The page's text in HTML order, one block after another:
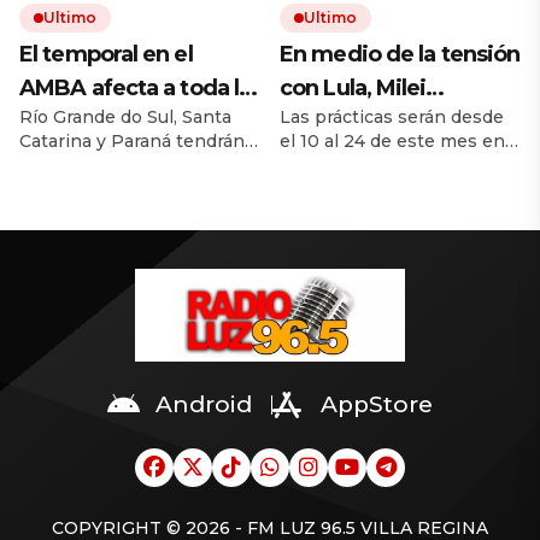
paso.
empleos, mientras la
inflación sigue por encima
que podría afectar futuras
tasas.
Ultimo
El temporal en el
AMBA afecta a toda la
región: alerta por un
ciclón extratropical,
Río Grande do Sul, Santa
Catarina y Paraná tendrán
de Janeiro, Minas Gerais y
también pueden registrar
también está en alerta.
Ultimo
En medio de la tensión
con Lula, Milei
permitió el ingreso al
país de la Marina de
Las prácticas serán desde
el 10 al 24 de este mes en
Android AppStore
COPYRIGHT © 2026 - FM LUZ 96.5 VILLA REGINA